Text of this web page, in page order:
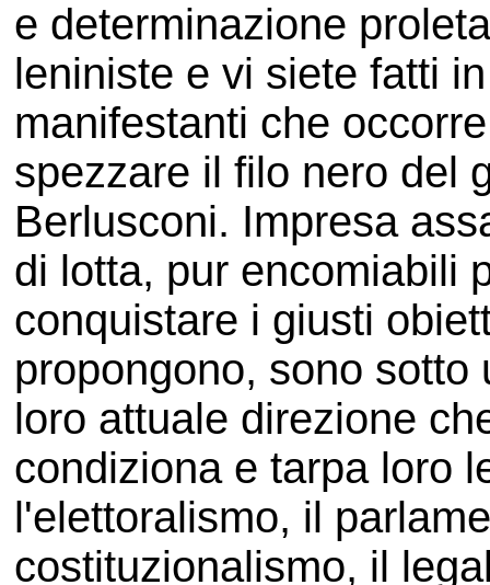
e determinazione
leniniste e vi siete fatti
manifestanti che
spezzare il filo nero del
Berlusconi. Impresa
di lotta, pur encomiabili
conquistare i giusti
propongono, sono
loro attuale direzione
condiziona e tarpa loro
l'elettoralismo, il
costituzionalismo, il